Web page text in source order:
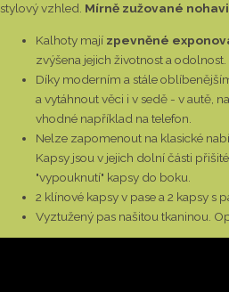
stylový vzhled. Mírně zužované
Kalhoty mají zpevněné
zvýšena jejich životnost a odolnost.
Díky moderním a stále
a vytáhnout věci i v sedě - v autě,
vhodné například na telefon.
Nelze zapomenout na klasické
Kapsy jsou v jejich dolní části
"vypouknutí" kapsy do boku.
2 klínové kapsy v pase a 2 kapsy s
Vyztužený pas našitou tkaninou.